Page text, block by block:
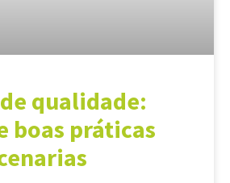
qualidade:
boas práticas